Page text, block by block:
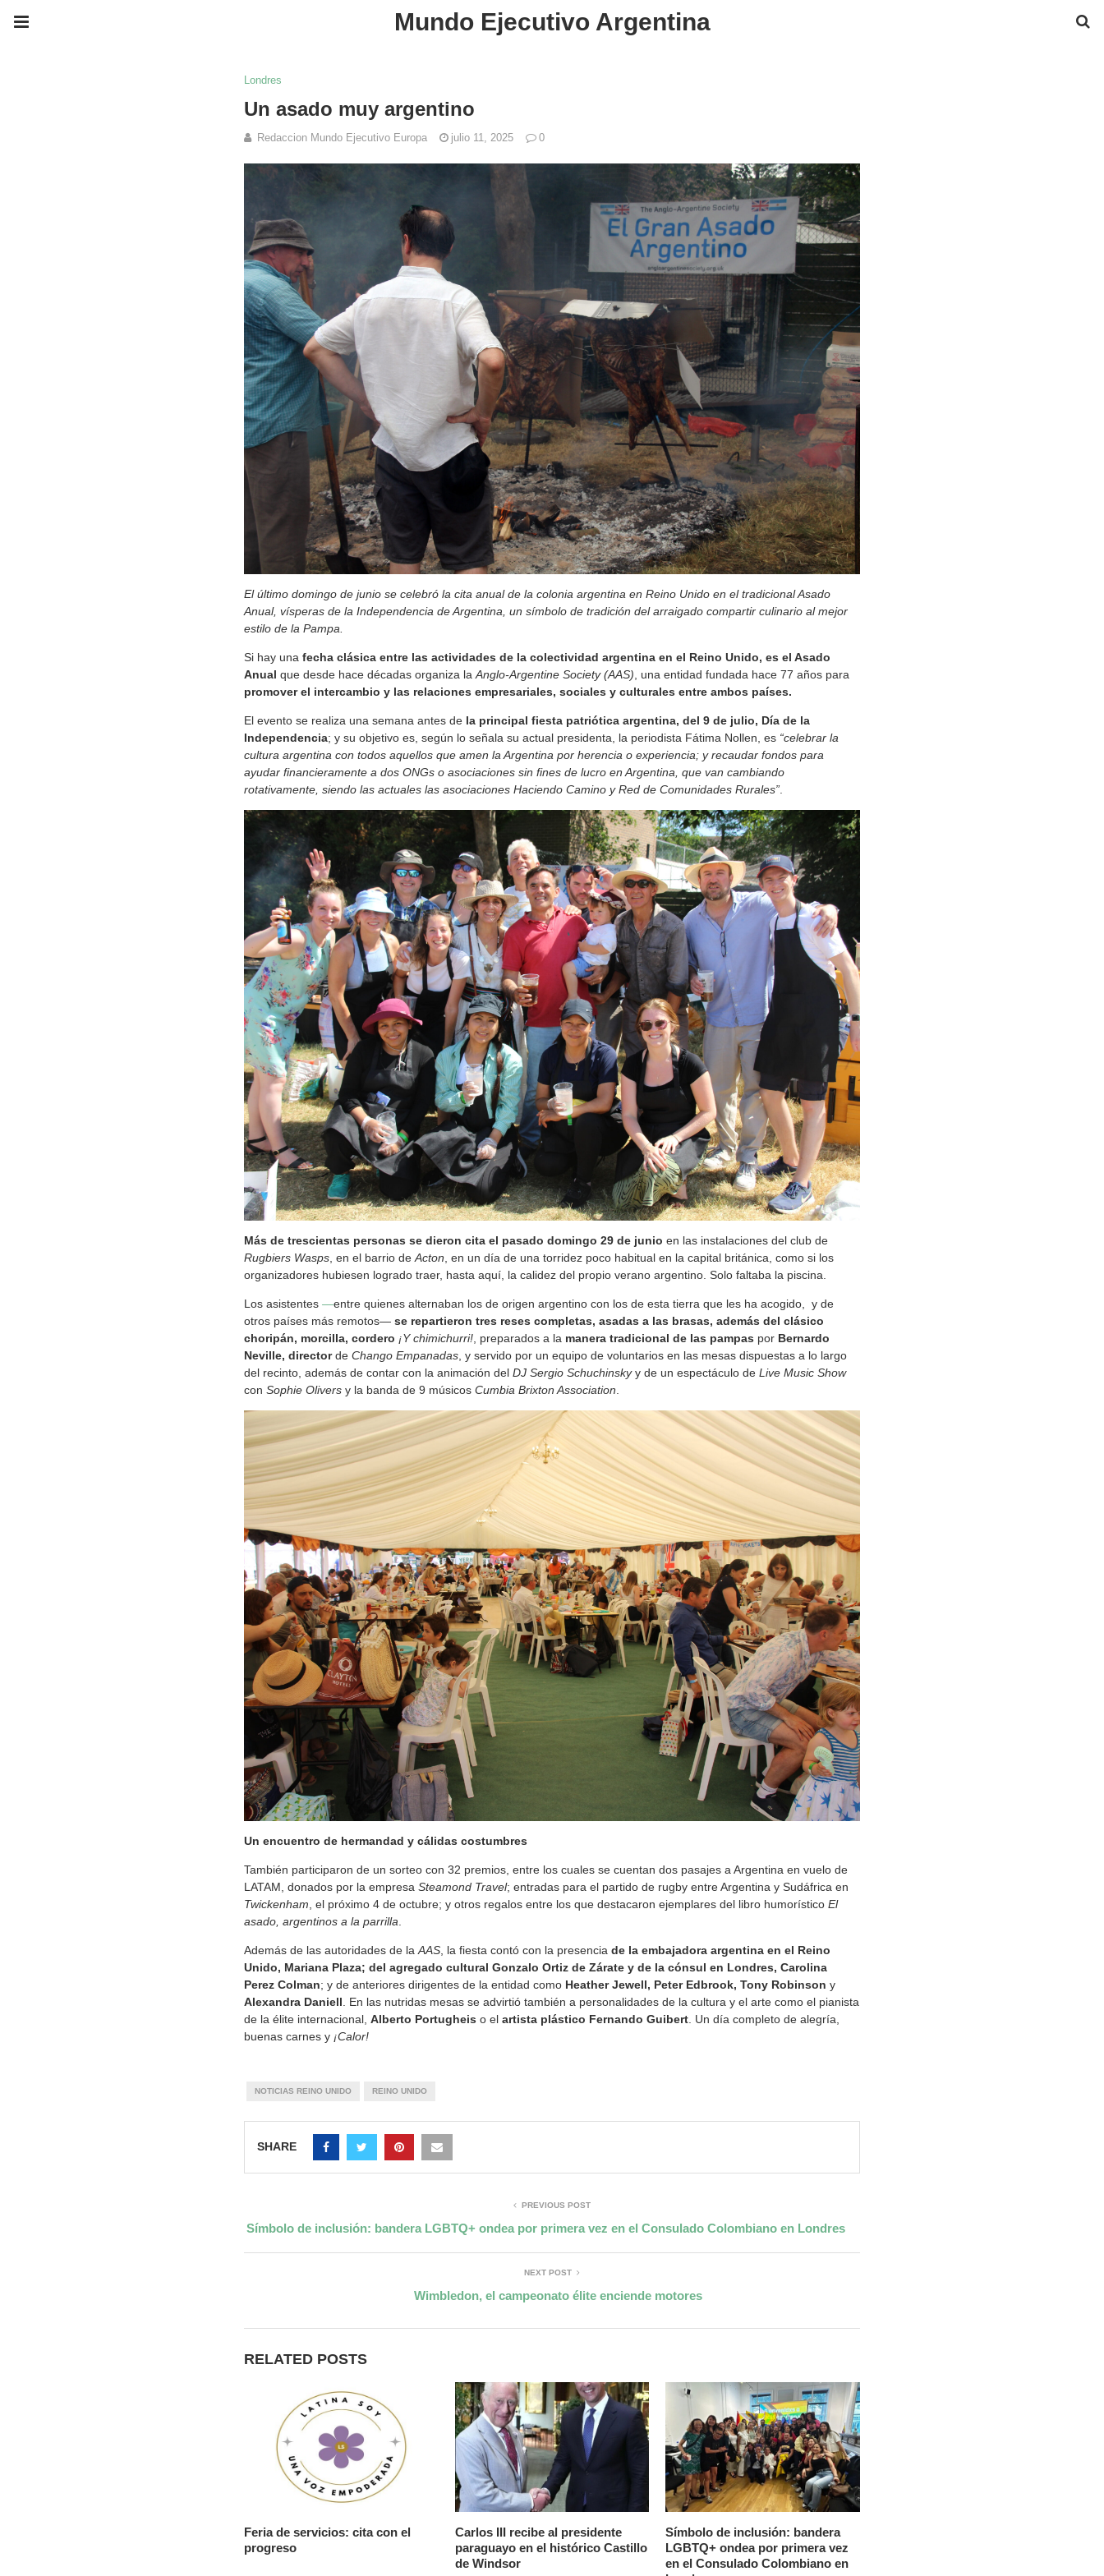
Mundo Ejecutivo Argentina
Londres
Un asado muy argentino
Redaccion Mundo Ejecutivo Europa julio 11, 2025 0
El último domingo de junio se celebró la cita anual de la colonia argentina en Reino Unido en el tradicional Asado
Anual, vísperas de la Independencia de Argentina, un símbolo de tradición del arraigado compartir culinario al mejor
estilo de la Pampa.
Si hay una fecha clásica entre las actividades de la colectividad argentina en el Reino Unido, es el Asado
Anual que desde hace décadas organiza la Anglo-Argentine Society (AAS) , una entidad fundada hace 77 años para
promover el intercambio y las relaciones empresariales, sociales y culturales entre ambos países.
El evento se realiza una semana antes de la principal fiesta patriótica argentina, del 9 de julio, Día de la
Independencia; y su objetivo es, según lo señala su actual presidenta, la periodista Fátima Nollen, es “celebrar la
cultura argentina con todos aquellos que amen la Argentina por herencia o experiencia; yrecaudar fondos para
ayudar financieramente a dos ONGs o asociaciones sin fines de lucro en Argentina, que van cambiando
rotativamente, siendo las actuales las asociaciones Haciendo Camino yRed de Comunidades Rurales”
Más de trescientas personas se dieron cita el pasado domingo 29 de junio en las instalaciones del club de
Rugbiers Wasps , en el barrio de Acton , en un día de una torridez poco habitual en la capital británica, como si los
organizadores hubiesen logrado traer, hasta aquí, la calidez del propio verano argentino. Solo faltaba la piscina.
Los asistentes ―entre quienes alternaban los de origen argentino con los de esta tierra que les ha acogido, y de
otros países más remotos― se repartieron tres reses completas, asadas a las brasas, además del clásico
choripán, morcilla, cordero ¡Y chimichurri! , preparados a la manera tradicional de las pampas por Bernardo
Neville, directorde Chango Empanadas , y servido por un equipo de voluntarios en las mesas dispuestas a lo largo
del recinto, además de contar con la animación del DJ Sergio Schuchinskyy de un espectáculo de Live Music Show
con Sophie Olivers y la banda de 9 músicos Cumbia Brixton Association
Un encuentro de hermandad y cálidas costumbres
También participaron de un sorteo con 32 premios, entre los cuales se cuentan dos pasajes a Argentina en vuelo de
LATAM, donados por la empresa Steamond Travel; entradas para el partido de rugby entre Argentina y Sudáfrica en
Twickenham, el próximo 4 de octubre; y otros regalos entre los que destacaron ejemplares del libro humorístico El
asado, argentinos a la parrilla.
Además de las autoridades de laAAS, la fiesta contó con la presencia de la embajadora argentina en el Reino
Unido, Mariana Plaza; del agregado cultural Gonzalo Ortiz de Zárate y de la cónsul en Londres, Carolina
Perez Colman; y de anteriores dirigentes de la entidad como Heather Jewell, Peter Edbrook, Tony Robinson y
Alexandra Daniell. En las nutridas mesas se advirtió también a personalidades de la cultura y el arte como el pianista
de la élite internacional, Alberto Portugheis o el artista plástico Fernando Guibert. Un día completo de alegría,
buenas carnes y ¡Calor!
NOTICIAS REINO UNIDO REINO UNIDO
SHARE
PREVIOUS POST
Símbolo de inclusión: bandera LGBTQ+ ondea por primera vez en el Consulado Colombiano en Londres
NEXT POST
Wimbledon, el campeonato élite enciende motores
RELATED POSTS
Feria de servicios: cita con el
progreso
Carlos III recibe al presidente
paraguayo en el histórico Castillo
de Windsor
Símbolo de inclusión: bandera
LGBTQ+ ondea por primera vez
en el Consulado Colombiano en